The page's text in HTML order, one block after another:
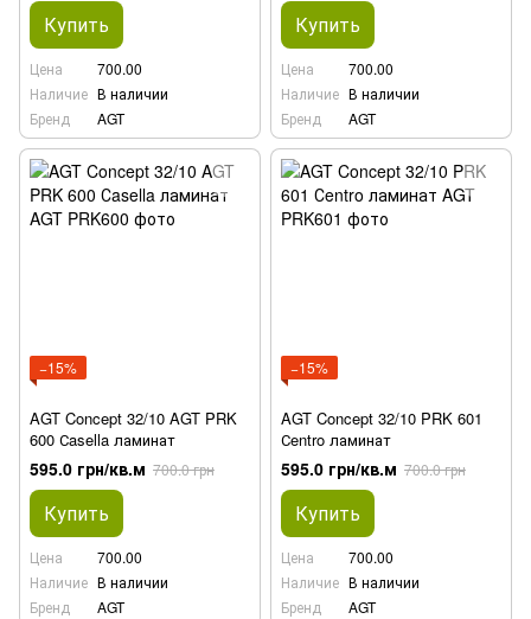
Купить
Цена
700.00
Наличие В наличии
Бренд
AGT
Купить
Цена
700.00
Наличие В наличии
Бренд
AGT
−15%
AGT Concept 32/10 AGT PRK
600 Сasella ламинат
595.0 грн/кв.м 700.0 грн
Купить
Цена
700.00
Наличие В наличии
Бренд
AGT
−15%
AGT Concept 32/10 PRK 601
Сentro ламинат
595.0 грн/кв.м 700.0 грн
Купить
Цена
700.00
Наличие В наличии
Бренд
AGT